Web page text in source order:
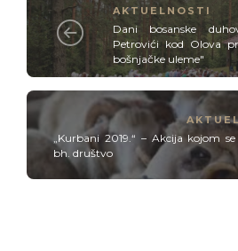
AKTUELNOSTI
Dani bosanske
Petrovići kod Olova
bošnjačke uleme"
„Kurbani 2019.“ – Akcija kojom se
bh. društvo